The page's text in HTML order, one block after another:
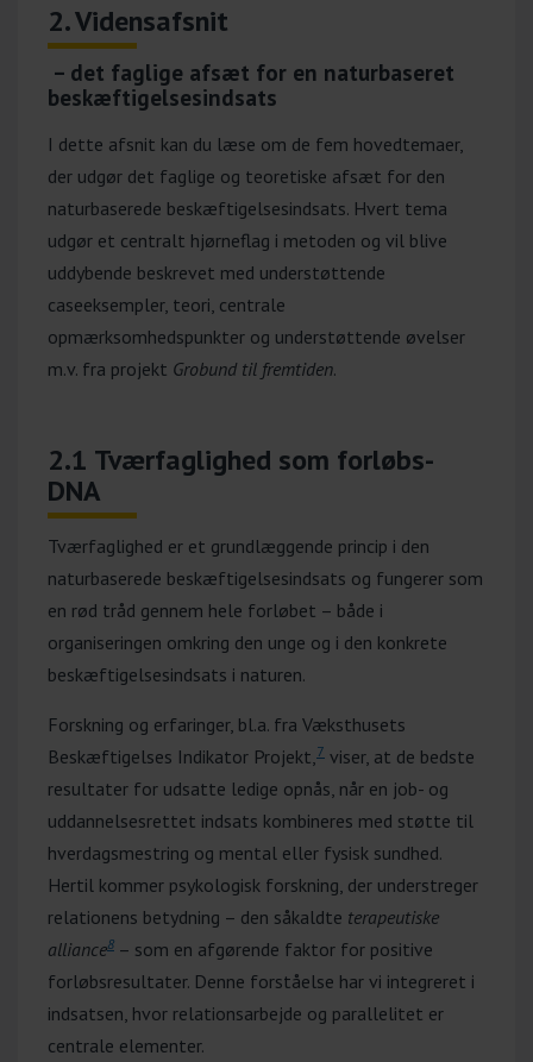
2. Vidensafsnit
– det faglige afsæt for en naturbaseret
beskæftigelsesindsats
I dette afsnit kan du læse om de fem hovedtemaer,
der udgør det faglige og teoretiske afsæt for den
naturbaserede beskæftigelsesindsats. Hvert tema
udgør et centralt hjørneflag i metoden og vil blive
uddybende beskrevet med understøttende
caseeksempler, teori, centrale
opmærksomhedspunkter og understøttende øvelser
m.v. fra projekt Grobund til fremtiden.
2.1 Tværfaglighed som forløbs-
DNA
Tværfaglighed er et grundlæggende princip i den
naturbaserede beskæftigelsesindsats og fungerer som
en rød tråd gennem hele forløbet – både i
organiseringen omkring den unge og i den konkrete
beskæftigelsesindsats i naturen.
Forskning og erfaringer, bl.a. fra Væksthusets
Beskæftigelses Indikator Projekt, 7 viser, at de bedste
resultater for udsatte ledige opnås, når en job- og
uddannelsesrettet indsats kombineres med støtte til
hverdagsmestring og mental eller fysisk sundhed.
Hertil kommer psykologisk forskning, der understreger
relationens betydning – den såkaldte terapeutiske
alliance8 – som en afgørende faktor for positive
forløbsresultater. Denne forståelse har vi integreret i
indsatsen, hvor relationsarbejde og parallelitet er
centrale elementer.